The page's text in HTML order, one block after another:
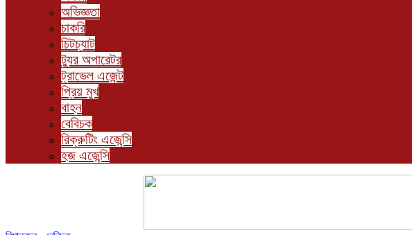
অভিজ্ঞতা
চাকরি
চিটচ্যাট
ট্যুর অপারেটর
ট্রাভেল এজেন্ট
প্রিয় মুখ
বাহন
বেবিচক
রিক্রুটিং এজেন্সি
হজ এজেন্সি